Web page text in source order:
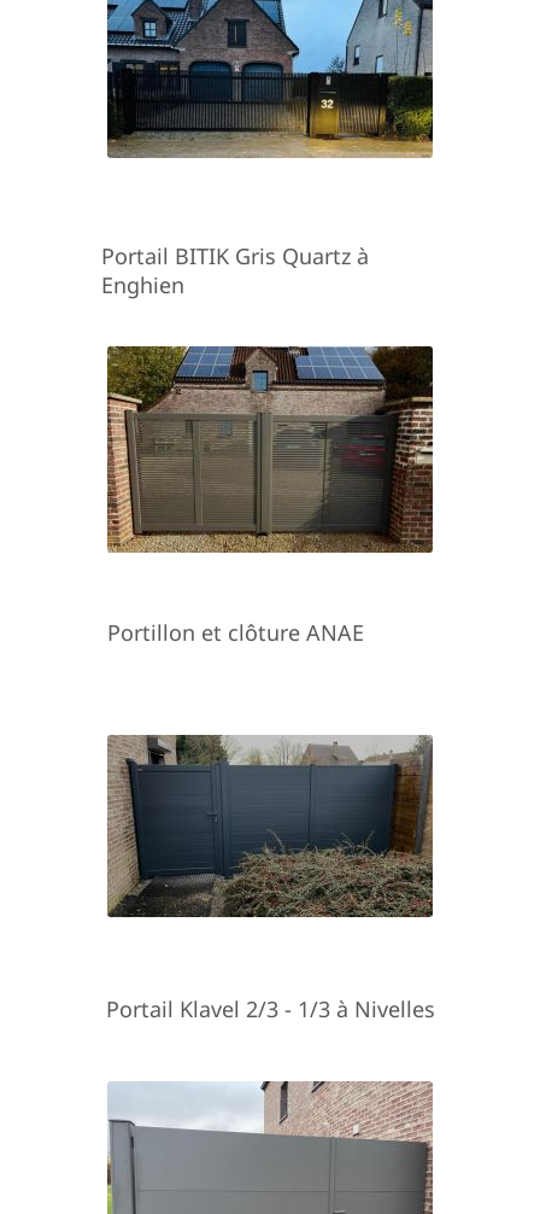
Portail BITIK Gris Quartz à
Enghien
Portillon et clôture ANAE
Portail Klavel 2/3 - 1/3 à Nivelles